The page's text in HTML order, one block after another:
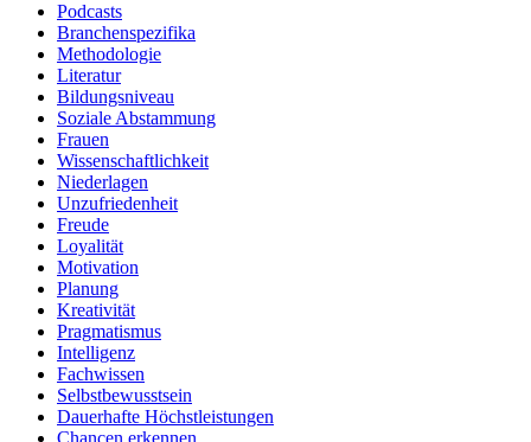
Podcasts
Branchenspezifika
Methodologie
Literatur
Bildungsniveau
Soziale Abstammung
Frauen
Wissenschaftlichkeit
Niederlagen
Unzufriedenheit
Freude
Loyalität
Motivation
Planung
Kreativität
Pragmatismus
Intelligenz
Fachwissen
Selbstbewusstsein
Dauerhafte Höchstleistungen